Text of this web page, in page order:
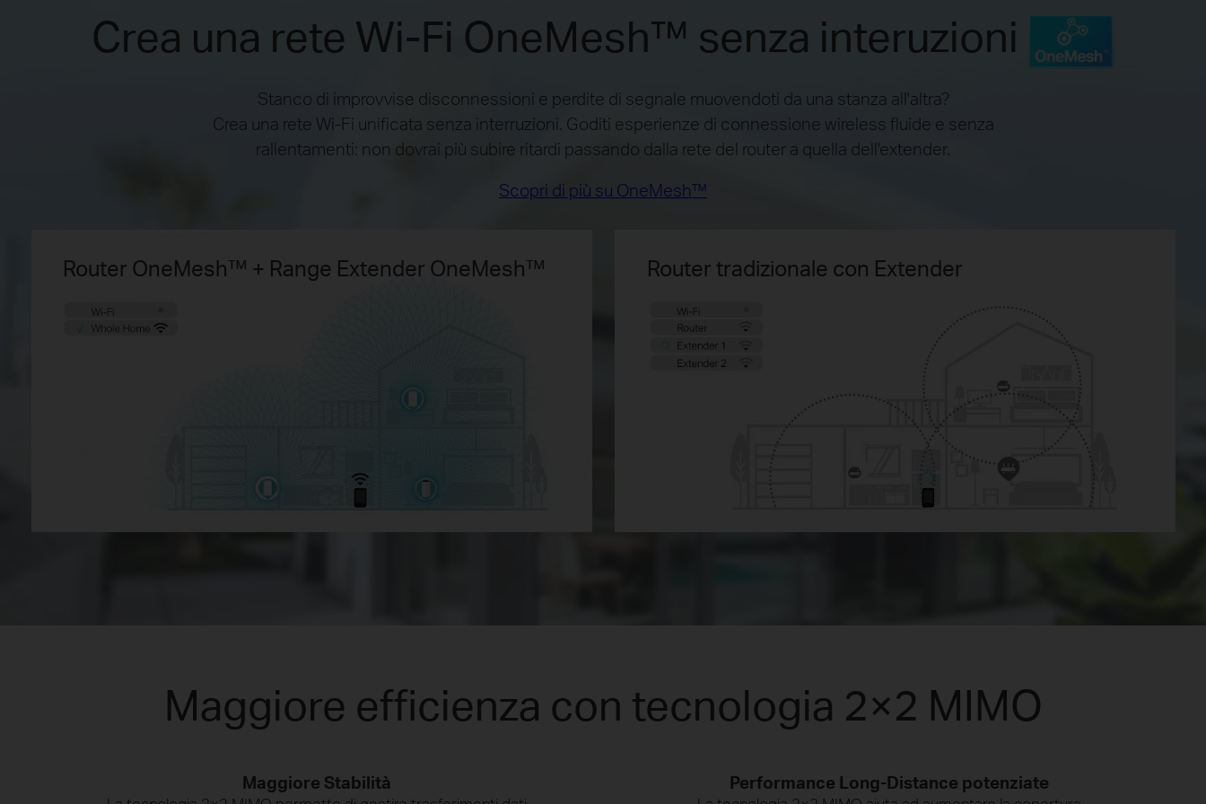
Crea una rete Wi-Fi OneMesh™ senza interuzioni
Stanco di improvvise disconnessioni e perdite di segnale muovendoti da una stanza all'altra?
Crea una rete Wi-Fi unificata senza interruzioni. Goditi esperienze di connessione wireless fluide e senza
rallentamenti: non dovrai più subire ritardi passando dalla rete del router a quella dell'extender.
Scopri di più su OneMesh™
Router OneMesh™ + Range Extender OneMesh™ Router tradizionale con Extender
Maggiore efficienza con tecnologia 2×2 MIMO
Maggiore Stabilità Performance Long-Distance potenziate